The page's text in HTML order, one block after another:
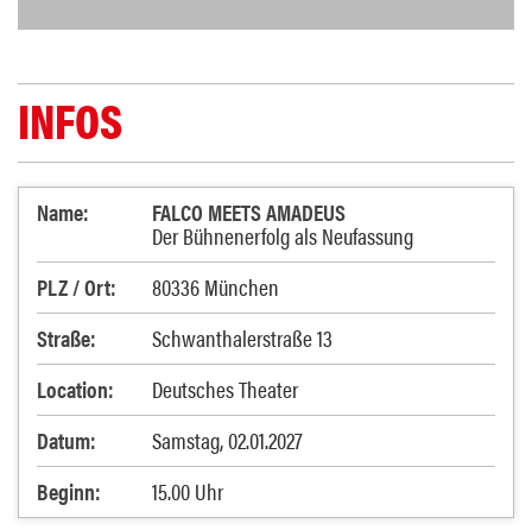
INFOS
Name: FALCO MEETS AMADEUS
Der Bühnenerfolg als Neufassung
PLZ / Ort:
80336 München
Straße:
Schwanthalerstraße 13
Location:
Deutsches Theater
Datum:
Samstag, 02.01.2027
Beginn:
15.00 Uhr